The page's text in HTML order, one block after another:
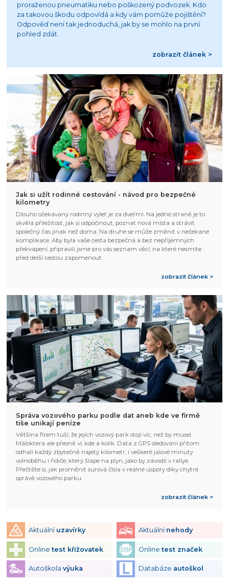
proraženou pneumatiku nebo poškozený podvozek. Kdo
za takovou škodu odpovídá a kdy vám pomůže pojištění?
Odpověď není tak jednoduchá, jak by se mohlo na první
pohled zdát.
zobrazit článek >
Jak si užít rodinné cestování - návod pro bezpečné
kilometry
Dlouho očekávaný rodinný výlet je za dveřmi. Na jedné straně je to
skvělá příležitost, jak si odpočinout, poznat nová místa a strávit
společný čas jinak než doma. Na druhé se může změnit v nečekané
komplikace. Aby byla vaše cesta bezpečná a bez nepříjemných
překvapení, připravili jsme pro vás seznam věcí, na které nesmíte
před delší cestou zapomenout.
zobrazit článek >
Správa vozového parku podle dat aneb kde ve firmě
tiše unikají peníze
Většina firem tuší, že jejich vozový park stojí víc, než by musel.
Málokterá ale přesně ví, kde a kolik. Data z GPS sledování přitom
odhalí každý zbytečně najetý kilometr, i veškeré jalové minuty
volnoběhu i řidiče, který šlape na plyn, jako by závodil v rallye.
Přečtěte si, jak proměnit surová čísla v reálné úspory díky chytré
správě vozového parku.
zobrazit článek >
Aktuální uzavírky Aktuální nehody
Onlinetest křižovatek Onlinetest značek
Autoškola výuka Databáze autoškol